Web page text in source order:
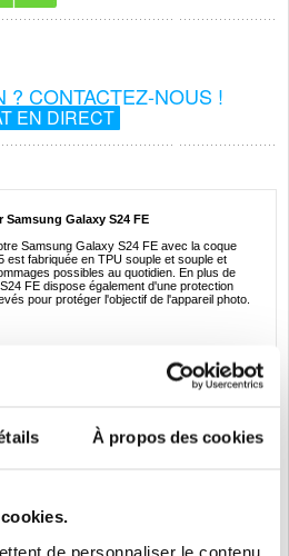
À propos des cookies
de personnaliser le contenu
? CONTACTEZ-NOUS !
EN DIRECT
Samsung Galaxy S24 FE
Samsung Galaxy S24 FE avec la coque
est fabriquée en TPU souple et souple et
possibles au quotidien. En plus de
FE dispose également d'une protection
pour protéger l'objectif de l'appareil photo.
de votre téléphone sans
aux chutes et aux chocs
montre la perfection et la beauté originales
les bosses et les chutes pour votre